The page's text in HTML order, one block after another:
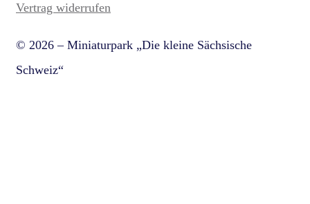
Vertrag widerrufen
© 2026 – Miniaturpark „Die kleine Sächsische
Schweiz“